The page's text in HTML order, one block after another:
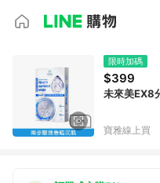
限時加碼
$399
未來美EX8
寶雅線上買